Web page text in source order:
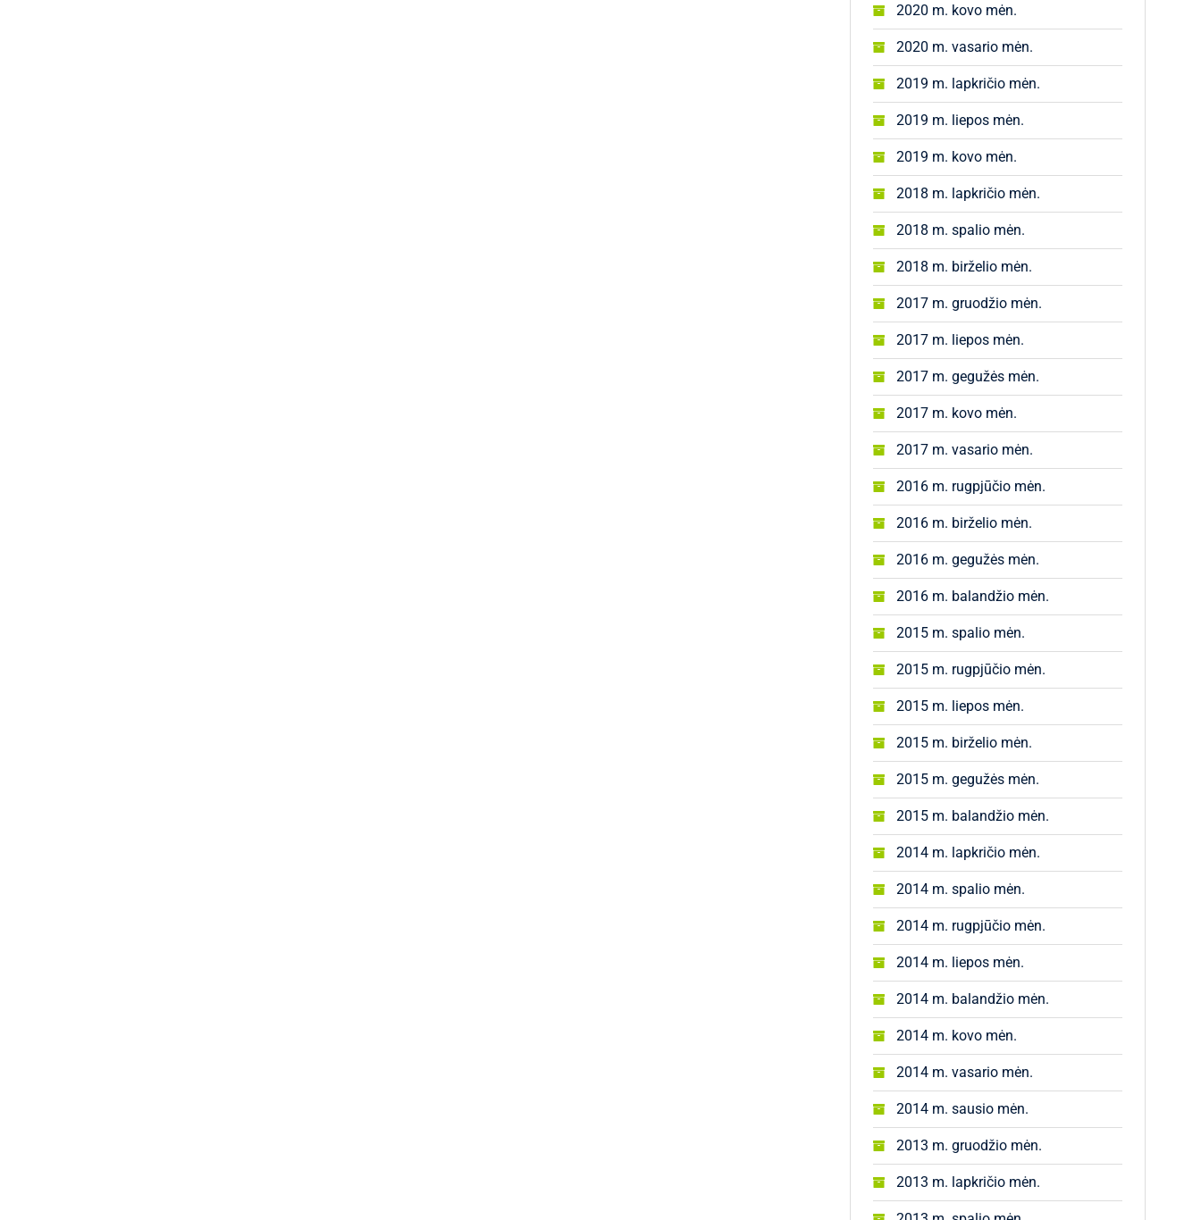
2020 m. kovo mėn.
2020 m. vasario mėn.
2019 m. lapkričio mėn.
2019 m. liepos mėn.
2019 m. kovo mėn.
2018 m. lapkričio mėn.
2018 m. spalio mėn.
2018 m. birželio mėn.
2017 m. gruodžio mėn.
2017 m. liepos mėn.
2017 m. gegužės mėn.
2017 m. kovo mėn.
2017 m. vasario mėn.
2016 m. rugpjūčio mėn.
2016 m. birželio mėn.
2016 m. gegužės mėn.
2016 m. balandžio mėn.
2015 m. spalio mėn.
2015 m. rugpjūčio mėn.
2015 m. liepos mėn.
2015 m. birželio mėn.
2015 m. gegužės mėn.
2015 m. balandžio mėn.
2014 m. lapkričio mėn.
2014 m. spalio mėn.
2014 m. rugpjūčio mėn.
2014 m. liepos mėn.
2014 m. balandžio mėn.
2014 m. kovo mėn.
2014 m. vasario mėn.
2014 m. sausio mėn.
2013 m. gruodžio mėn.
2013 m. lapkričio mėn.